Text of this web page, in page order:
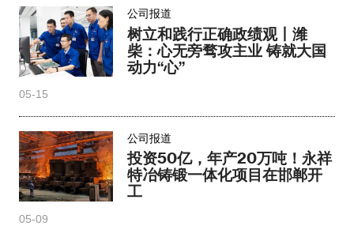
公司报道
树立和践行正确政绩观丨潍
柴：心无旁骛攻主业 铸就大国
动力“心”
05-15
公司报道
投资50亿，年产20万吨！永祥
特冶铸锻一体化项目在邯郸开
工
05-09